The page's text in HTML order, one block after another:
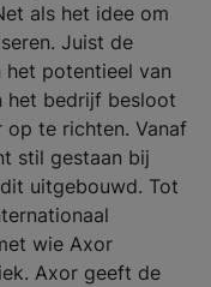
als het idee om
Juist de
het potentieel van
het bedrijf besloot
op te richten. Vanaf
stil gestaan bij
uitgebouwd. Tot
wie Axor
Axor geeft de